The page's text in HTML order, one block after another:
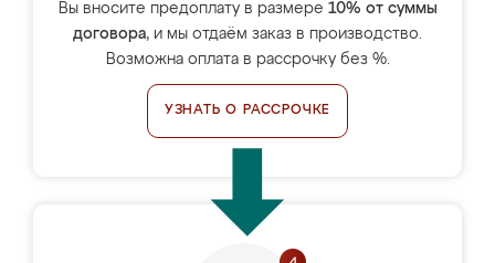
Вы вносите предоплату в размере 10% от суммы
договора, и мы отдаём заказ в производство.
Возможна оплата в рассрочку без %.
УЗНАТЬ О РАССРОЧКЕ